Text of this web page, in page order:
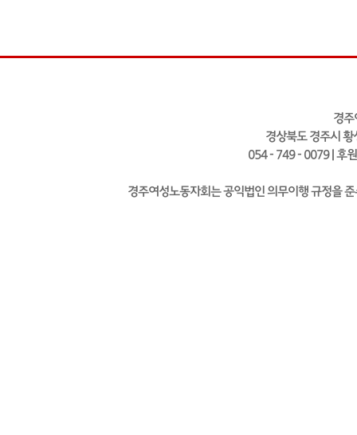
경주
경상북도 경주시
054 - 749 - 0079 | 후
경주여성노동자회는 공익법인 의무이행 규정을